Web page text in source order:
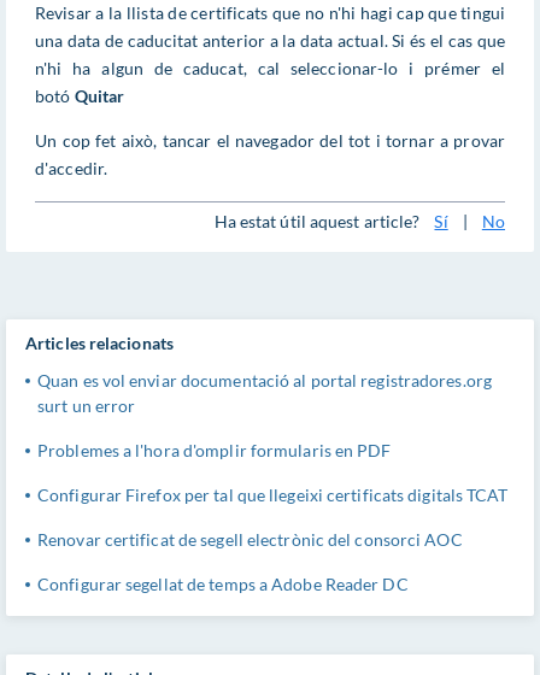
Revisar a la llista de certificats que no n'hi hagi cap que tingui
una data de caducitat anterior a la data actual. Si és el cas que
n'hi ha algun de caducat, cal seleccionar-lo i prémer el
botó Quitar
Un cop fet això, tancar el navegador del tot i tornar a provar
d'accedir.
Ha estat útil aquest article? Sí | No
Articles relacionats
Quan es vol enviar documentació al portal registradores.org
surt un error
Problemes a l'hora d'omplir formularis en PDF
Configurar Firefox per tal que llegeixi certificats digitals TCAT
Renovar certificat de segell electrònic del consorci AOC
Configurar segellat de temps a Adobe Reader DC